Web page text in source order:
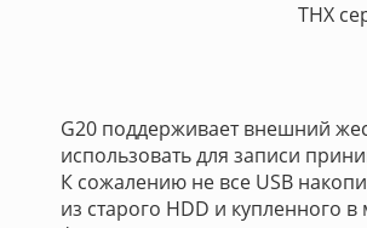
THX
G20 поддерживает внешний
использовать для записи
К сожалению не все USB
из старого HDD и купленного